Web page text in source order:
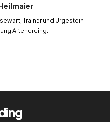
Trainer und Urgestein
Altenerding.